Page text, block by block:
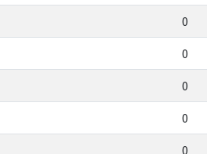
0
0
0
0
0